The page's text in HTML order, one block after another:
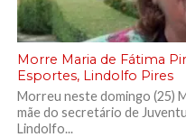
Morre Maria de Fátima
Esportes, Lindolfo Pires
Morreu neste domingo (25)
mãe do secretário de
Lindolfo...